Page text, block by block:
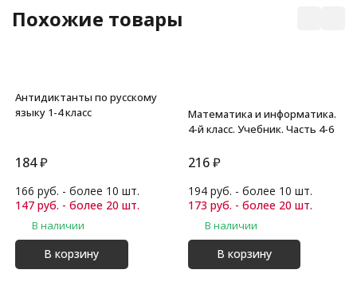
Похожие товары
Антидиктанты по русскому
языку 1-4 класс
184₽
166 руб. - более 10 шт.
147 руб. - более 20 шт.
В наличии
В корзину
Математика и информатика.
4-й класс. Учебник. Часть 4-6
216 ₽
194 руб. - более 10 шт.
173 руб. - более 20 шт.
В наличии
В корзину